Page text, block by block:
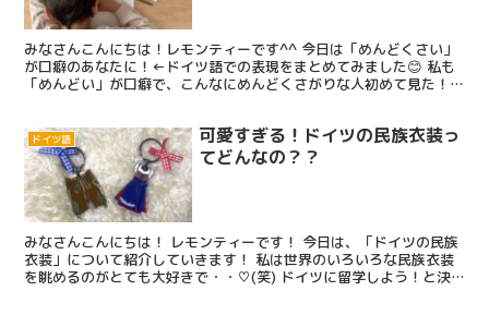
みなさんこんにちは！レモンティーです^^ 今日は「めんどくさい」
が口癖のあなたに！←ドイツ語での表現をまとめてみました😊 私も
「めんどい」が口癖で、こんなにめんどくさがりな人初めて見た！と
ドイツ語
可愛すぎる！ドイツの民族衣装っ
てどんなの？？
みなさんこんにちは！ レモンティーです！ 今日は、「ドイツの民族
衣装」について紹介していきます！ 私は世界のいろいろな民族衣装
を眺めるのがとても大好きで・・♡(笑) ドイツに留学しよう！と決